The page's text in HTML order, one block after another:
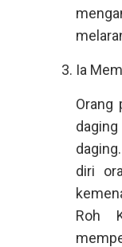
Ia
Orang
diri
Roh